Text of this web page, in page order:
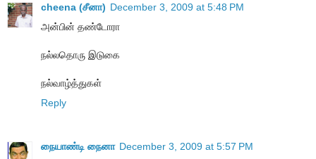
cheena (சீனா) December 3, 2009 at 5:48 PM
அன்பின் தண்டோரா
நல்லதொரு இடுகை
நல்வாழ்த்துகள்
Reply
நையாண்டி நைனா December 3, 2009 at 5:57 PM